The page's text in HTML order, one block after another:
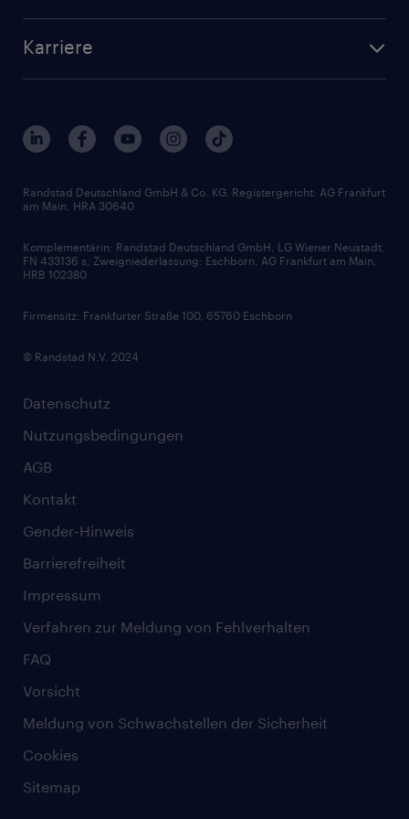
Randstad Akademie
Branchen
Interne Karriere
FAQ - Bewerber / Kunden
Zertifikate und Auszeichnungen
Karriere
Berufsprofile
Gehaltsthemen
Bewerbungsratgeber
Soft Skills
Skills
Datenschutz
Nutzungsbedingungen
AGB
Kontakt
Gender-Hinweis
Barrierefreiheit
Impressum
Verfahren zur Meldung von Fehlverhalten
FAQ
Vorsicht
Meldung von Schwachstellen der Sicherheit
Cookies
Sitemap
Randstad Deutschland GmbH & Co. KG, Registergericht: AG Frankfurt
am Main, HRA 30640
Komplementärin: Randstad Deutschland GmbH, LG Wiener Neustadt,
FN 433136 s, Zweigniederlassung: Eschborn, AG Frankfurt am Main,
HRB 102380
Firmensitz: Frankfurter Straße 100, 65760 Eschborn
© Randstad N.V. 2024